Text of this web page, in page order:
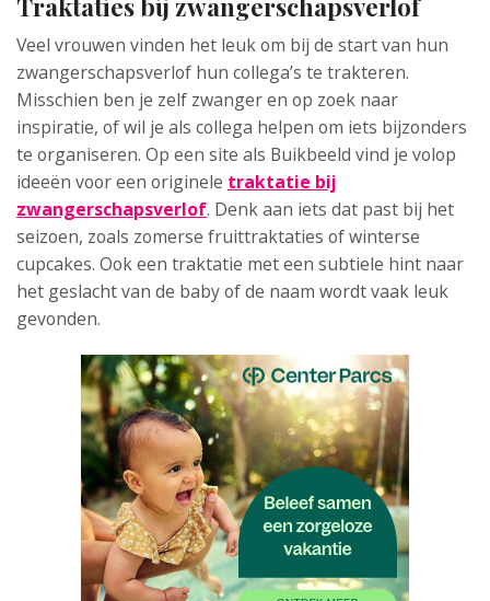
Traktaties bij zwangerschapsverlof
Veel vrouwen vinden het leuk om bij de start van hun
zwangerschapsverlof hun collega’s te trakteren.
Misschien ben je zelf zwanger en op zoek naar
inspiratie, of wil je als collega helpen om iets bijzonders
te organiseren. Op een site als Buikbeeld vind je volop
ideeën voor een originele traktatie bij
zwangerschapsverlof. Denk aan iets dat past bij het
seizoen, zoals zomerse fruittraktaties of winterse
cupcakes. Ook een traktatie met een subtiele hint naar
het geslacht van de baby of de naam wordt vaak leuk
gevonden.